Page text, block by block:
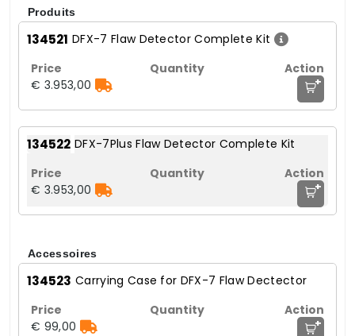
Produits
134521 DFX-7 Flaw Detector Complete Kit
€ 3.953,00 +
134522 DFX-7Plus Flaw Detector Complete Kit
€ 3.953,00 +
Accessoires
134523 Carrying Case for DFX-7 Flaw Dectector
€ 99,00 +